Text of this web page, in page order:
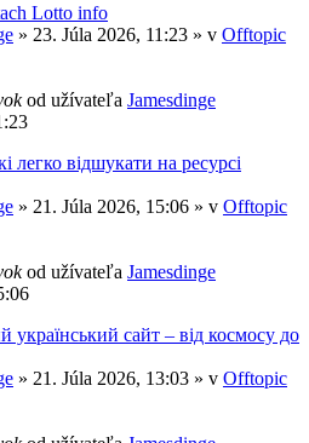
Lotto info
» 23. Júla 2026, 11:23 » v Offtopic
od užívateľa Jamesdinge
легко відшукати на ресурсі
» 21. Júla 2026, 15:06 » v Offtopic
od užívateľa Jamesdinge
сайт – від космосу до
» 21. Júla 2026, 13:03 » v Offtopic